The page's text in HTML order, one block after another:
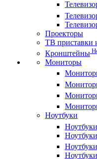
Проекторы
ТВ приставки
Кронштейны
Мониторы
Ноутбуки